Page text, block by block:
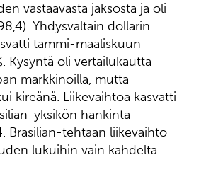
vastaavasta jaksosta ja oli
Yhdysvaltain dollarin
tammi-maaliskuun
Kysyntä oli vertailukautta
markkinoilla, mutta
kireänä. Liikevaihtoa kasvatti
yksikön hankinta
Brasilian-tehtaan liikevaihto
lukuihin vain kahdelta